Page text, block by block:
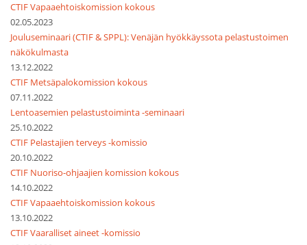
CTIF Vapaaehtoiskomission kokous
02.05.2023
Jouluseminaari (CTIF & SPPL): Venäjän hyökkäyssota pelastustoimen
näkökulmasta
13.12.2022
CTIF Metsäpalokomission kokous
07.11.2022
Lentoasemien pelastustoiminta -seminaari
25.10.2022
CTIF Pelastajien terveys -komissio
20.10.2022
CTIF Nuoriso-ohjaajien komission kokous
14.10.2022
CTIF Vapaaehtoiskomission kokous
13.10.2022
CTIF Vaaralliset aineet -komissio